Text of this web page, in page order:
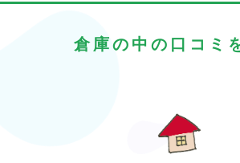
倉庫の中の口コミ